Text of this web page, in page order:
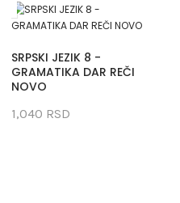
SRPSKI JEZIK 8 -
GRAMATIKA DAR REČI
NOVO
1,040 RSD